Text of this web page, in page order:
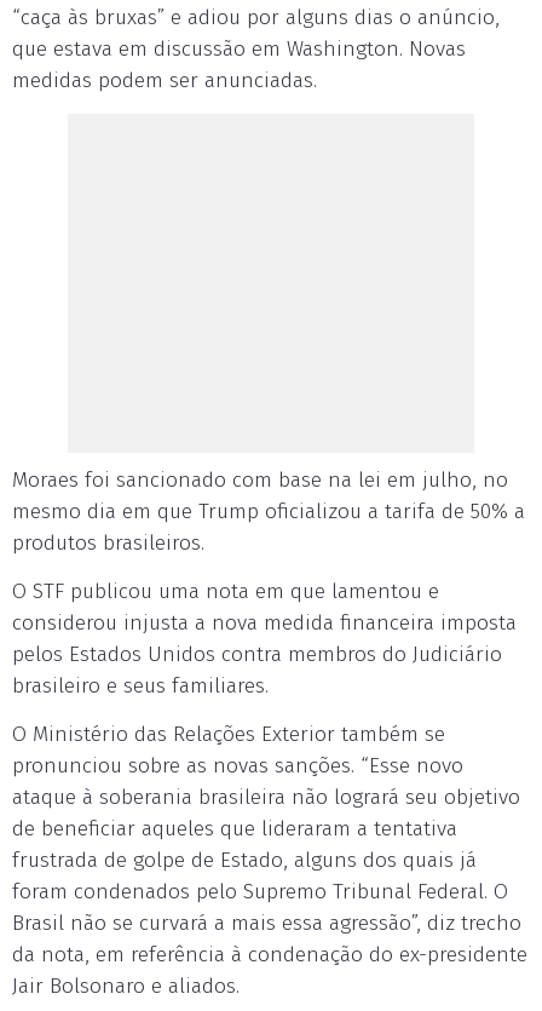
“caça às bruxas” e adiou por alguns dias o anúncio,
que estava em discussão em Washington. Novas
medidas podem ser anunciadas.
Moraes foi sancionado com base na lei em julho, no
mesmo dia em que Trump oficializou a tarifa de 50% a
produtos brasileiros.
O STF publicou uma nota em que lamentou e
considerou injusta a nova medida financeira imposta
pelos Estados Unidos contra membros do Judiciário
brasileiro e seus familiares.
O Ministério das Relações Exterior também se
pronunciou sobre as novas sanções. “Esse novo
ataque à soberania brasileira não logrará seu objetivo
de beneficiar aqueles que lideraram a tentativa
frustrada de golpe de Estado, alguns dos quais já
foram condenados pelo Supremo Tribunal Federal. O
Brasil não se curvará a mais essa agressão”, diz trecho
da nota, em referência à condenação do ex-presidente
Jair Bolsonaro e aliados.